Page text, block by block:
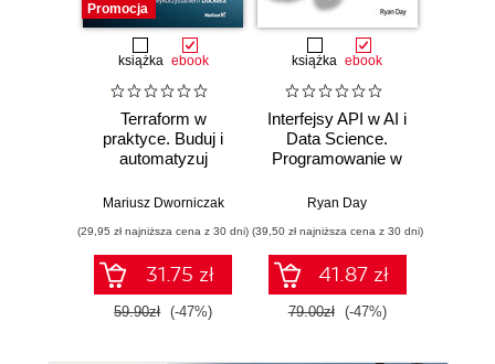
Promocja
książka ebook
Terraform w
praktyce. Buduj i
automatyzuj
chmurową oraz
wykorzystaniem
Dockera
Mariusz Dworniczak
(29,95 zł najniższa cena z 30 dni)
31.75 zł
59.90zł (-47%)
książka ebook
Interfejsy API w AI i
Data Science.
Programowanie w
użyciem FastAPI
Ryan Day
(39,50 zł najniższa cena z 30 dni)
41.87 zł
79.00zł (-47%)